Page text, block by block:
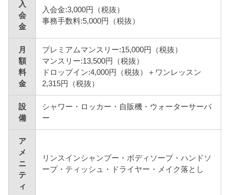
入
会
金
入会金:3,000円（税抜）
事務手数料:5,000円（税抜）
月
額
料
金
プレミアムマンスリー:15,000円（税抜）
マンスリー:13,500円（税抜）
ドロップイン:4,000円（税抜）＋ワンレッスン
2,315円（税抜）
設
備
シャワー・ロッカー・自販機・ウォーターサーバ
ー
ア
メ
ニ
テ
ィ
リンスインシャンプー・ボディソープ・ハンドソ
ープ・ティッシュ・ドライヤー・メイク落とし